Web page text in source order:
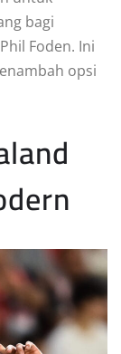
bagi
Foden. Ini
opsi